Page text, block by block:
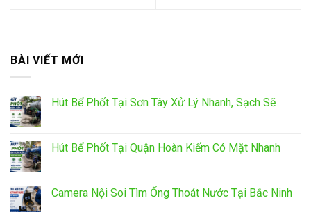
BÀI VIẾT MỚI
Hút Bể Phốt Tại Sơn Tây Xử Lý Nhanh, Sạch Sẽ
Hút Bể Phốt Tại Quận Hoàn Kiếm Có Mặt Nhanh
Camera Nội Soi Tìm Ống Thoát Nước Tại Bắc Ninh